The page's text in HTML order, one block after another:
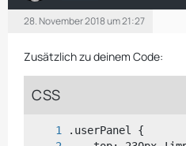
28. November 2018 um 21:27
Zusätzlich zu deinem Code:
CSS